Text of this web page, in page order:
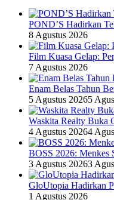
POND’S Hadirkan
8 Agustus 2026
Film Kuasa Gelap:
7 Agustus 2026
Enam Belas Tahun
5 Agustus 20265
Waskita Realty Buka
4 Agustus 20264
BOSS 2026: Menkes
3 Agustus 20263
GloUtopia Hadirkan
1 Agustus 2026